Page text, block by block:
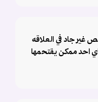
غير جاد في العلاقه
احد ممكن يقتحمها